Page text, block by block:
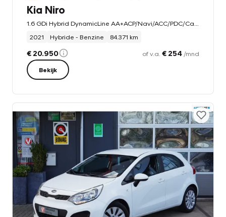
Kia Niro
2021
Hybride - Benzine 84.371 km
€ 20.950 of v.a. € 254 /mnd
Bekijk